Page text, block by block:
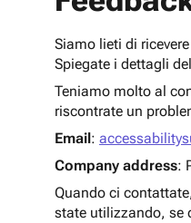
Siamo lieti di
Spiegate i dettagli
Teniamo molto al
riscontrate un
Email:
Company address:
Quando ci
state utilizzando, se